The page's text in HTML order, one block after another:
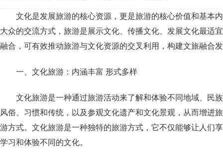
文化是发展旅游的核心资源，更是旅游的核心价值和基本
大众的交流方式，旅游是展示文化、传播文化、发展文化最适
融合，可有效推动旅游与文化资源的交叉利用，构建文旅融合
一、文化旅游：内涵丰富 形式多样
文化旅游是一种通过旅游活动来了解和体验不同地域、民
风俗、习惯和传统，以及参观文化遗产和文化景观，从而增进
游方式。文化旅游是一种独特的旅游方式，它不仅能够让人们
学习和体验不同的文化。